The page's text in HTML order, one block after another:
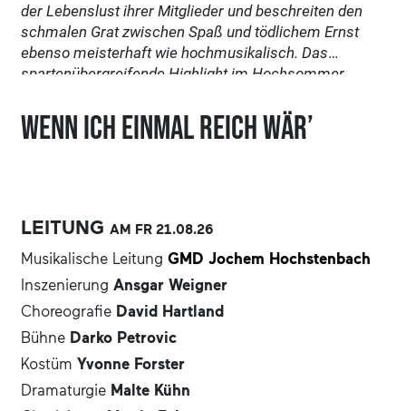
der Lebenslust ihrer Mitglieder und beschreiten den
schmalen Grat zwischen Spaß und tödlichem Ernst
ebenso meisterhaft wie hochmusikalisch. Das
spartenübergreifende Highlight im Hochsommer.
Wenn ich einmal reich wär’
LEITUNGAM FR21.08.26
Musikalische Leitung GMD Jochem Hochstenbach
Inszenierung Ansgar Weigner
Choreografie David Hartland
Bühne Darko Petrovic
Kostüm Yvonne Forster
Dramaturgie Malte Kühn